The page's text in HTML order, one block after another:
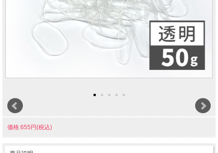
価格:655円(税込)